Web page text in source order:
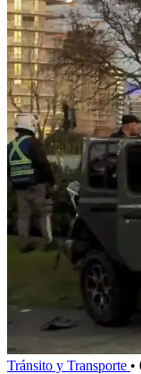
Tránsito y Transporte •